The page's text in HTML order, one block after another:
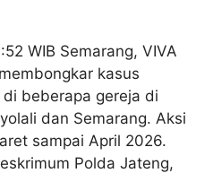
WIB Semarang, VIVA
kasus
beberapa gereja di
dan Semarang. Aksi
sampai April 2026.
Polda Jateng,